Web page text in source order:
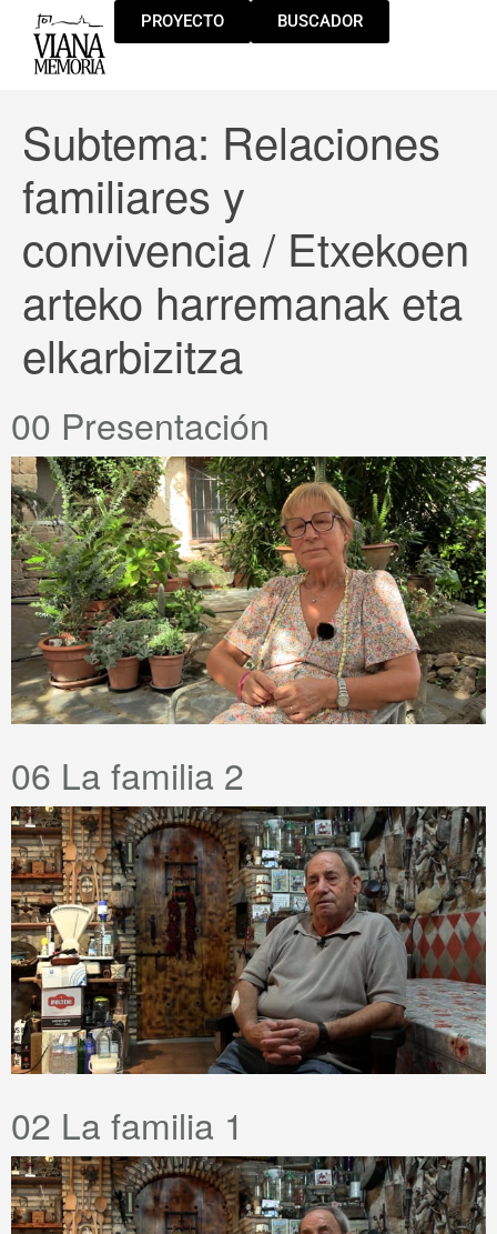
PROYECTO BUSCADOR
Subtema: Relaciones
familiares y
convivencia / Etxekoen
arteko harremanak eta
elkarbizitza
00 Presentación
06 La familia 2
02 La familia 1